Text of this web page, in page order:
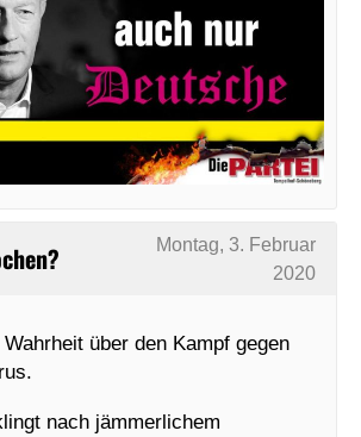
Montag, 3. Februar
2020
über den Kampf gegen
nach jämmerlichem